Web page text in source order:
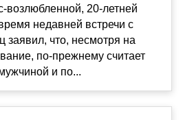
возлюбленной, 20-летней
недавней встречи с
заявил, что, несмотря на
по-прежнему считает
и по...